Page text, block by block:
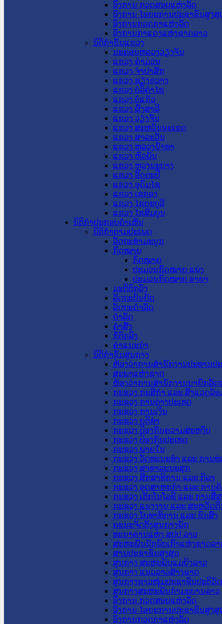
ອົງການ ກວດສອບແຫ່ງລັດ
ອົງການ ໄອຍະການປະຊາຊົນສູງສຸ
ອົງການກວດກາແຫ່ງລັດ
ອົງການກາແດງແຫ່ງຊາດລາວ
ນິຕິກໍາຂັ້ນແຂວງ
ນະ​ຄອນ​ຫລວງວຽງຈັນ
ແຂວງ ຄໍາມ່ວນ
ແຂວງ ຈໍາປາສັກ
ແຂວງ ຊຽງຂວາງ
ແຂວງ ບໍລິຄໍາໄຊ
ແຂວງ ບໍ່ແກ້ວ
ແຂວງ ຜົ້ງສາລີ
ແຂວງ ວຽງຈັນ
ແຂວງ ສະຫວັນນະເຂດ
ແຂວງ ສາລະວັນ
ແຂວງ ຫລວງນໍ້າທາ
ແຂວງ ຫົວພັນ
ແຂວງ ຫຼວງພະບາງ
ແຂວງ ອັດຕະປື
ແຂວງ ອຸດົມໄຊ
ແຂວງ ເຊກອງ
ແຂວງ ໄຊຍະບູລີ
ແຂວງ ໄຊສົມບູນ
ນິຕິກໍາປະກອບຄໍາເຫັນ
ນິຕິກໍາຕາມປະເພດ
ລັດຖະທໍາມະນູນ
ກົດໝາຍ
ກົດໝາຍ
ປະມວນກົດໝາຍ ແພ່ງ
ປະມວນກົດໝາຍ ອາຍາ
ມະຕິຕົກລົງ
ລັດຖະບັນຍັດ
ລັດຖະດໍາລັດ
ດໍາລັດ
ຄໍາສັ່ງ
ຂໍ້ຕົກລົງ
ຄໍາແນະນໍາ
ນິຕິກຳຂັ້ນສູນກາງ
ຫ້ອງວ່າການສໍານັກງານປະທານປ
ສະພາແຫ່ງຊາດ
ຫ້ອງວ່າການສຳນັກງານນາຍົກລັດ
ກະຊວງ ກະສິກຳ ແລະ ສິ່ງແວດລ້ອ
ກະຊວງ ການຕ່າງປະເທດ
ກະຊວງ ການເງິນ
ກະຊວງ ຍຸຕິທໍາ
ກະຊວງ ປ້ອງກັນຄວາມສະຫງົບ
ກະຊວງ ປ້ອງກັນປະເທດ
ກະຊວງ ພາຍໃນ
ກະຊວງ ວັດທະນະທຳ ແລະ ການທ່
ກະຊວງ ສາທາລະນະສຸກ
ກະຊວງ ສຶກສາທິການ ແລະ ກິລາ
ກະຊວງ ອຸດສາຫະກຳ ແລະ ການຄ້
ກະຊວງ ເຕັກໂນໂລຊີ ແລະ ການສື່
ກະຊວງ ແຮງງານ ແລະ ສະຫວັດ
ກະຊວງ ໂຍທາທິການ ແລະ ຂົນສົ່ງ
ຄະນະຈັດຕັ້ງສູນກາງພັກ
ທະນາຄານແຫ່ງ ສປປ ລາວ
ສະຫະພັນນັກຮົບເກົ່າແຫ່ງຊາດລາ
ສານປະຊາຊົນສູງສຸດ
ສູນກາງ ສະຫະພັນແມ່ຍິງລາວ
ສູນກາງ ແນວລາວສ້າງຊາດ
ສູນກາງຊາວໜຸ່ມປະຊາຊົນປະຕິວັ
ສູນກາງສະຫະພັນກຳມະບານລາວ
ອົງການ ກວດສອບແຫ່ງລັດ
ອົງການ ໄອຍະການປະຊາຊົນສູງສຸ
ອົງການກວດກາແຫ່ງລັດ